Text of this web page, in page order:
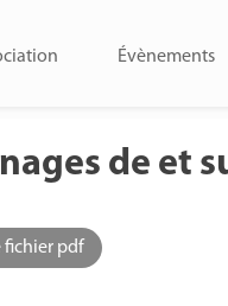
Évènements
de et
fichier pdf